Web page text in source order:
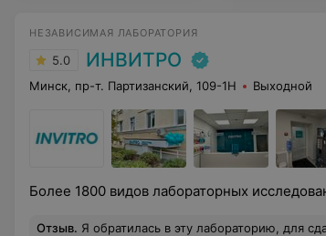
НЕЗАВИСИМАЯ ЛАБОРАТОРИЯ
5.0 ИНВИТРО
Минск, пр-т. Партизанский, 109-1Н Выходной
Более 1800 видов лабораторных
Отзыв. Я обратилась в эту лабораторию, для сдачи исследований по крови. Была приятно удивлена, насколько приветливый и добродушный персонал. Помогли с выбором